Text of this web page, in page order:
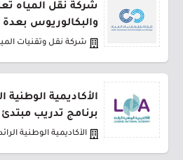
شركة نقل المياه
والبكالوريوس
شركة نقل وتقنيات
الأكاديمية الوطنية
برنامج تدريب
الأكاديمية الوطنية